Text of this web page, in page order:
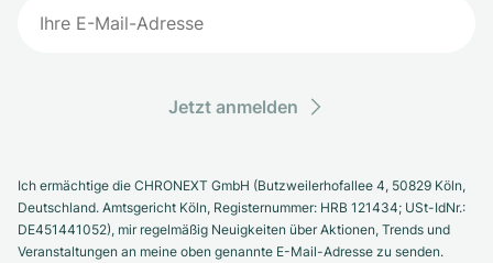
Jetzt anmelden
Ich ermächtige die CHRONEXT GmbH (Butzweilerhofallee 4, 50829 Köln,
Deutschland. Amtsgericht Köln, Registernummer: HRB 121434; USt-IdNr.:
DE451441052), mir regelmäßig Neuigkeiten über Aktionen, Trends und
Veranstaltungen an meine oben genannte E-Mail-Adresse zu senden.